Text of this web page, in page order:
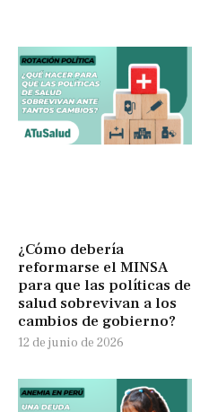
¿Cómo debería
reformarse el MINSA
para que las políticas de
salud sobrevivan a los
cambios de gobierno?
12 de junio de 2026